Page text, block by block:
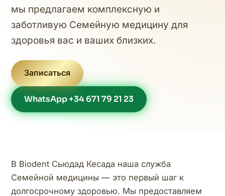
мы предлагаем комплексную и
заботливую Семейную медицину для
здоровья вас и ваших близких.
Записаться
WhatsApp +34 671 79 21 23
В Biodent Сьюдад Кесада наша служба
Семейной медицины — это первый шаг к
долгосрочному здоровью. Мы предоставляем